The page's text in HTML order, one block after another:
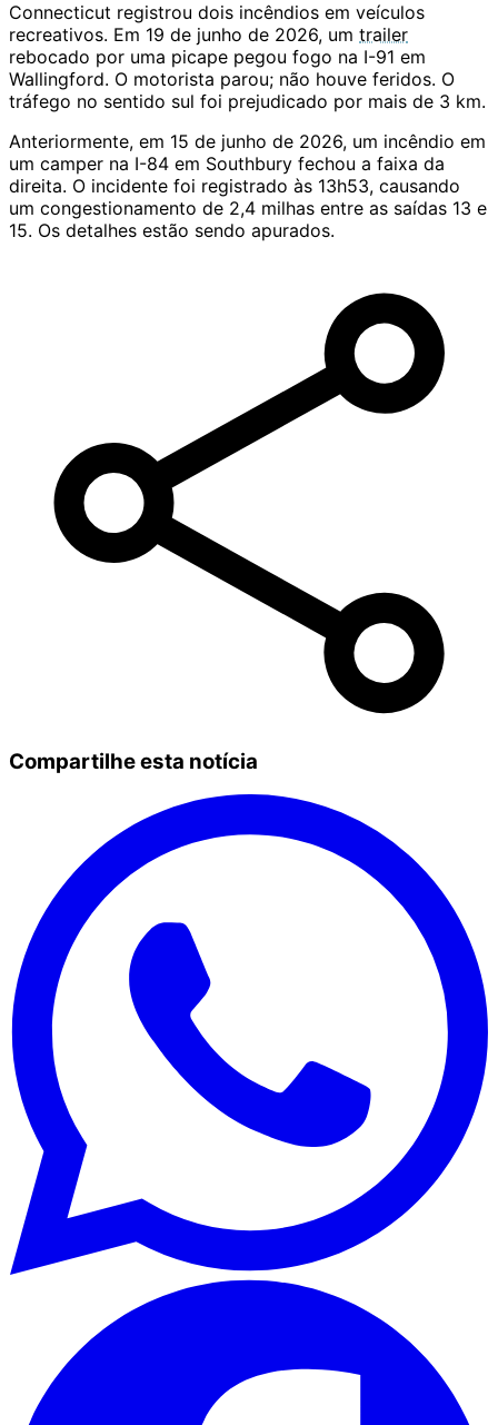
Connecticut registrou dois incêndios em veículos
recreativos. Em 19 de junho de 2026, um trailer
rebocado por uma picape pegou fogo na I-91 em
Wallingford. O motorista parou; não houve feridos. O
tráfego no sentido sul foi prejudicado por mais de 3 km.
Anteriormente, em 15 de junho de 2026, um incêndio em
um camper na I-84 em Southbury fechou a faixa da
direita. O incidente foi registrado às 13h53, causando
um congestionamento de 2,4 milhas entre as saídas 13 e
15. Os detalhes estão sendo apurados.
Compartilhe esta notícia